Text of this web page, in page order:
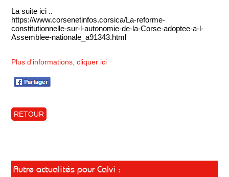
La suite ici ..
https://www.corsenetinfos.corsica/La-reforme-
constitutionnelle-sur-l-autonomie-de-la-Corse-adoptee-a-l-
Assemblee-nationale_a91343.html
Plus d'informations, cliquer ici
RETOUR
Autre actualités pour Calvi :